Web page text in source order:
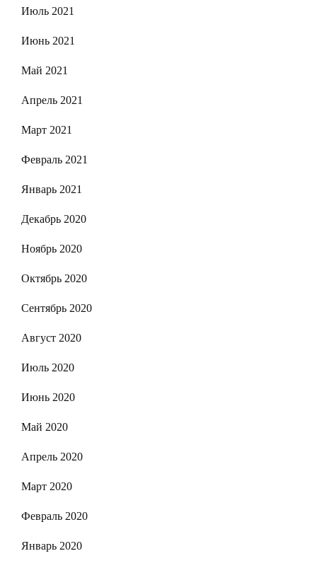
Июль 2021
Июнь 2021
Май 2021
Апрель 2021
Март 2021
Февраль 2021
Январь 2021
Декабрь 2020
Ноябрь 2020
Октябрь 2020
Сентябрь 2020
Август 2020
Июль 2020
Июнь 2020
Май 2020
Апрель 2020
Март 2020
Февраль 2020
Январь 2020